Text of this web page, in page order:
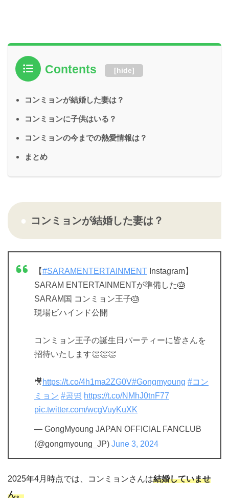
Contents [hide]
コンミョンが結婚した妻は？
コンミョンに子供はいる？
コンミョンの今までの熱愛情報は？
まとめ
コンミョンが結婚した妻は？
【#SARAMENTERTAINMENT Instagram】
SARAM ENTERTAINMENTが準備した🎂
SARAM国 コンミョン王子🎂
現場ビハインド公開
コンミョン王子の誕生日パーティーに皆さんを
招待いたします👏👏👏
🎥 https://t.co/4h1ma2ZG0V#Gongmyoung #コン
ミョン #공명 https://t.co/NMhJ0tnF77
pic.twitter.com/wcgVuyKuXK
— GongMyoung JAPAN OFFICIAL FANCLUB
(@gongmyoung_JP) June 3, 2024
2025年4月時点では、コンミョンさんは結婚していませ
ん。